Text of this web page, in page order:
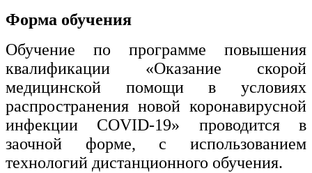
Форма обучения
Обучение по программе повышения
квалификации «Оказание скорой
медицинской помощи в условиях
распространения новой коронавирусной
инфекции COVID-19» проводится в
заочной форме, с использованием
технологий дистанционного обучения.